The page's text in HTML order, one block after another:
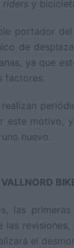
riders y
portador
de
ya que
factores.
realizan
este motivo,
nuevo.
las
las
el